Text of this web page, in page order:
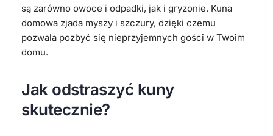
są zarówno owoce i odpadki, jak i gryzonie. Kuna
domowa zjada myszy i szczury, dzięki czemu
pozwala pozbyć się nieprzyjemnych gości w Twoim
domu.
Jak odstraszyć kuny
skutecznie?